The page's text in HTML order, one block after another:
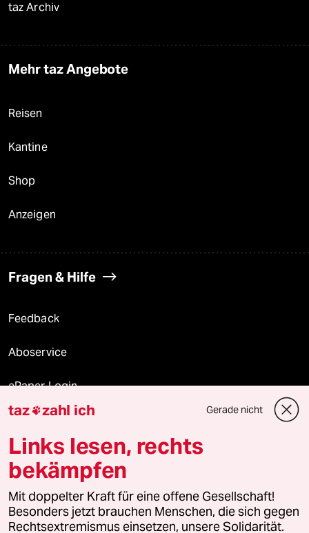
taz Archiv
Mehr taz Angebote
Reisen
Kantine
Shop
Anzeigen
Fragen & Hilfe
Feedback
Aboservice
ePaper Login
Downloads für Abonnierende
© 2026 taz Verlags und Vertriebs GmbH
Alle Rechte vorbehalten. Bei rechtlichen Fragen oder für Genehmigungen
wenden Sie sich bitte an lizenzen@taz.de
taz zahl ich Gerade nicht
Links lesen, rechts
bekämpfen
Mit doppelter Kraft für eine offene Gesellschaft!
Besonders jetzt brauchen Menschen, die sich gegen
Rechtsextremismus einsetzen, unsere Solidarität.